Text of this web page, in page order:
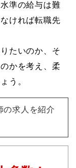
準の給与は難
ければ転職先
たいのか、そ
かを考え、柔
う。
の求人を紹介